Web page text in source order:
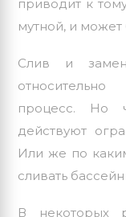
приводит к
мутной, и
Слив и
процесс. Но
действуют
Или же по
сливать
В некоторых